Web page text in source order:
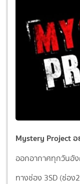
Mystery Project
ออกอากาศทุกวันอัง
ทางช่อง 3SD (ช่อง